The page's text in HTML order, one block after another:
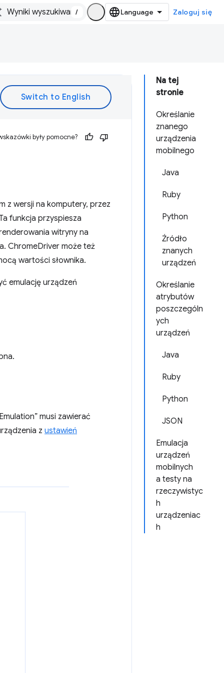
/ Zaloguj się
Na tej
stronie
Określanie
znanego
urządzenia
mobilnego
Java
Ruby
Python
Źródło
znanych
urządzeń
Określanie
atrybutów
poszczególn
ych
urządzeń
Java
Ruby
Python
JSON
Emulacja
urządzeń
mobilnych
a testy na
rzeczywistyc
h
urządzeniac
h
były pomocne?
z wersji na komputery, przez
funkcja przyspiesza
witryny na
ChromeDriver może też
wartości słownika.
emulację urządzeń
musi zawierać
z ustawień